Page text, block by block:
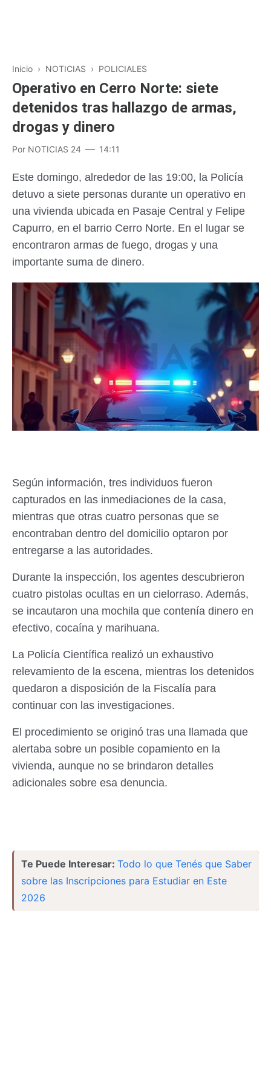
Inicio › NOTICIAS › POLICIALES
Operativo en Cerro Norte: siete
detenidos tras hallazgo de armas,
drogas y dinero
Por NOTICIAS 24 14:11
Este domingo, alrededor de las 19:00, la Policía
detuvo a siete personas durante un operativo en
una vivienda ubicada en Pasaje Central y Felipe
Capurro, en el barrio Cerro Norte. En el lugar se
encontraron armas de fuego, drogas y una
importante suma de dinero.
Según información, tres individuos fueron
capturados en las inmediaciones de la casa,
mientras que otras cuatro personas que se
encontraban dentro del domicilio optaron por
entregarse a las autoridades.
Durante la inspección, los agentes descubrieron
cuatro pistolas ocultas en un cielorraso. Además,
se incautaron una mochila que contenía dinero en
efectivo, cocaína y marihuana.
La Policía Científica realizó un exhaustivo
relevamiento de la escena, mientras los detenidos
quedaron a disposición de la Fiscalía para
continuar con las investigaciones.
El procedimiento se originó tras una llamada que
alertaba sobre un posible copamiento en la
vivienda, aunque no se brindaron detalles
adicionales sobre esa denuncia.
Te Puede Interesar: Todo lo que Tenés que Saber
sobre las Inscripciones para Estudiar en Este
2026